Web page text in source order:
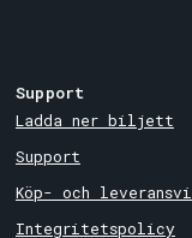
Support
Ladda ner biljett
Support
Köp- och
Integritetspolicy